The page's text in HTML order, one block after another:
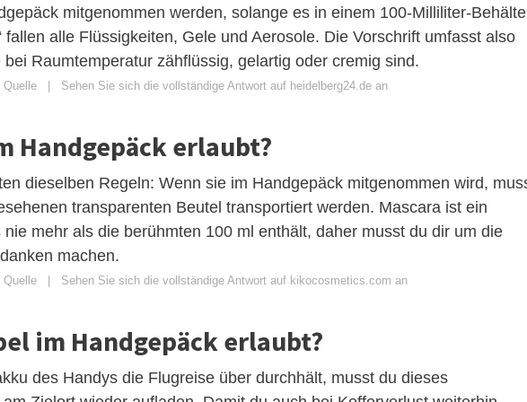
mitgenommen werden, solange es in einem 100-Milliliter-
fallen alle Flüssigkeiten, Gele und Aerosole. Die Vorschrift umfasst also
Raumtemperatur zähflüssig, gelartig oder cremig sind.
Quelle | Sehen Sie sich die vollständige Antwort auf heidelberg24.de an
Handgepäck erlaubt?
dieselben Regeln: Wenn sie im Handgepäck mitgenommen wird,
transparenten Beutel transportiert werden. Mascara ist ein
mehr als die berühmten 100 ml enthält, daher musst du dir um die
machen.
Quelle | Sehen Sie sich die vollständige Antwort auf kikocosmetics.com an
im Handgepäck erlaubt?
des Handys die Flugreise über durchhält, musst du dieses